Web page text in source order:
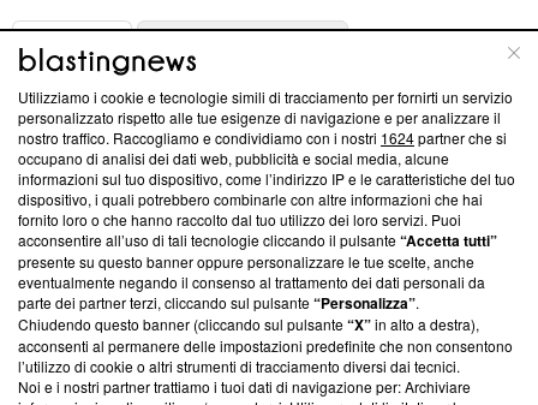
ABOUT
Questa sezione offre informazioni trasparenti su Blasting
News, sui nostri processi editoriali e su come ci impegniamo a
creare news di qualità. Inoltre, afferma la nostra aderenza a
‘Trust Project - News with Integrity’Blasting News non è
ancora membro del programma, ma ha richiesto di farne
parte; Trust Project non ha ancora effettuato una verifica di
conformità agli standard.
Su di noi
Team editoriale
Corporate
Utilizziamo i cookie e tecnologie simili di tracciamento per fornirti un servizio
personalizzato rispetto alle tue esigenze di navigazione e per analizzare il
nostro traffico. Raccogliamo e condividiamo con i nostri 1624partner che si
occupano di analisi dei dati web, pubblicità e social media, alcune
informazioni sul tuo dispositivo, come l’indirizzo IP e le caratteristiche del tuo
dispositivo, i quali potrebbero combinarle con altre informazioni che hai
fornito loro o che hanno raccolto dal tuo utilizzo dei loro servizi. Puoi
acconsentire all’uso di tali tecnologie cliccando il pulsante“Accetta tutti”
presente su questo banner oppure personalizzare le tue scelte, anche
eventualmente negando il consenso al trattamento dei dati personali da
parte dei partner terzi, cliccando sul pulsante“Personalizza”.
Chiudendo questo banner (cliccando sul pulsante“X”in alto a destra),
acconsenti al permanere delle impostazioni predefinite che non consentono
l’utilizzo di cookie o altri strumenti di tracciamento diversi dai tecnici.
Noi e i nostri partner trattiamo i tuoi dati di navigazione per: Archiviare